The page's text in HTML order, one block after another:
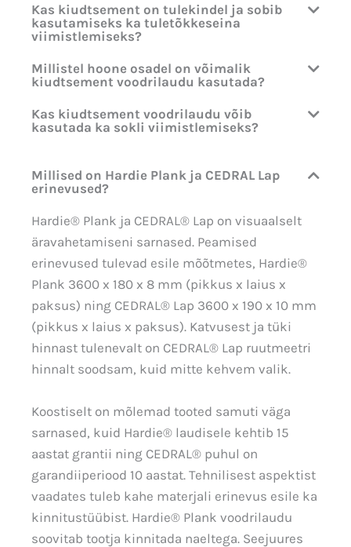
Kas kiudtsement on tulekindel ja sobib
kasutamiseks ka tuletõkkeseina
viimistlemiseks?
Millistel hoone osadel on võimalik
kiudtsement voodrilaudu kasutada?
Kas kiudtsement voodrilaudu võib
kasutada ka sokli viimistlemiseks?
Millised on Hardie Plank ja CEDRAL Lap
erinevused?
Hardie® Plank ja CEDRAL® Lap on visuaalselt
äravahetamiseni sarnased. Peamised
erinevused tulevad esile mõõtmetes, Hardie®
Plank 3600 x 180 x 8 mm (pikkus x laius x
paksus) ning CEDRAL® Lap 3600 x 190 x 10 mm
(pikkus x laius x paksus). Katvusest ja tüki
hinnast tulenevalt on CEDRAL® Lap ruutmeetri
hinnalt soodsam, kuid mitte kehvem valik.
Koostiselt on mõlemad tooted samuti väga
sarnased, kuid Hardie® laudisele kehtib 15
aastat grantii ning CEDRAL® puhul on
garandiiperiood 10 aastat. Tehnilisest aspektist
vaadates tuleb kahe materjali erinevus esile ka
kinnitustüübist. Hardie® Plank voodrilaudu
soovitab tootja kinnitada naeltega. Seejuures